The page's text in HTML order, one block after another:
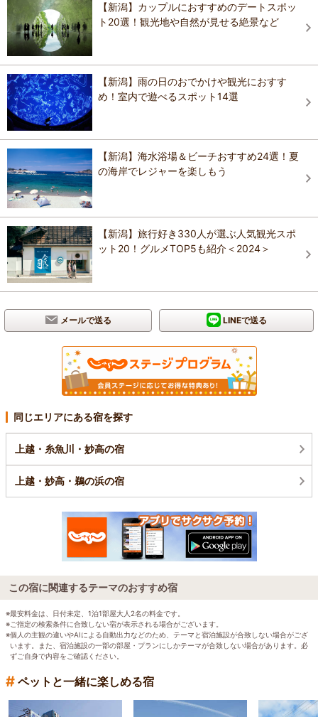
【新潟】カップルにおすすめのデートスポッ
ト20選！観光地や自然が見せる絶景など
【新潟】雨の日のおでかけや観光におすす
め！室内で遊べるスポット14選
【新潟】海水浴場＆ビーチおすすめ24選！夏
の海岸でレジャーを楽しもう
【新潟】旅行好き330人が選ぶ人気観光スポ
ット20！グルメTOP5も紹介＜2024＞
メールで送る LINEで送る
同じエリアにある宿を探す
上越・糸魚川・妙高の宿
上越・妙高・鵜の浜の宿
この宿に関連するテーマのおすすめ宿
※最安料金は、日付未定、1泊1部屋大人2名の料金です。
※ご指定の検索条件に合致しない宿が表示される場合がございます。
※個人の主観の違いやAIによる自動出力などのため、テーマと宿泊施設が合致しない場合がござ
います。また、宿泊施設の一部の部屋・プランにしかテーマが合致しない場合があります。必
ずご自身で内容をご確認ください。
# ペットと一緒に楽しめる宿